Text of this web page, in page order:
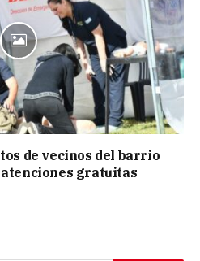
de vecinos del barrio
gratuitas